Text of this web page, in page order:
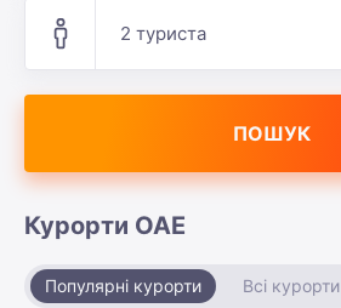
2 туриста
ПОШУК
Курорти ОАЕ
Популярні курорти Всі курорти